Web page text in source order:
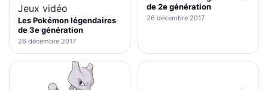
Jeux vidéo
Les Pokémon légendaires
de 3e génération
26 décembre 2017
de 2e génération
26 décembre 2017